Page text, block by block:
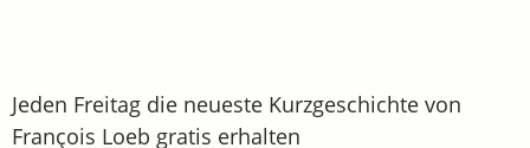
Jeden Freitag die neueste Kurzgeschichte von
François Loeb gratis erhalten